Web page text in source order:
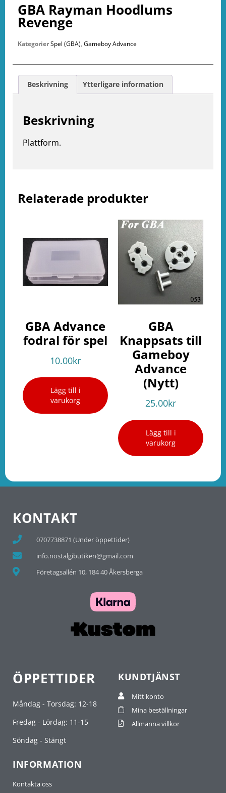
Relaterade produkter
GBA Advance
fodral för spel
10.00kr
Lägg till i
varukorg
GBA
Knappsats till
Gameboy
Advance
(Nytt)
25.00kr
Lägg till i
varukorg
GBA Rayman Hoodlums
Revenge
KategorierSpel (GBA), Gameboy Advance
Beskrivning Ytterligare information
Beskrivning
Plattform.
KONTAKT
0707738871 (Under öppettider)
info.nostalgibutiken@gmail.com
Företagsallén 10, 184 40 Åkersberga
ÖPPETTIDER
Måndag - Torsdag: 12-18
Fredag - Lördag: 11-15
Söndag - Stängt
KUNDTJÄNST
Mitt konto
Mina beställningar
Allmänna villkor
INFORMATION
Kontakta oss